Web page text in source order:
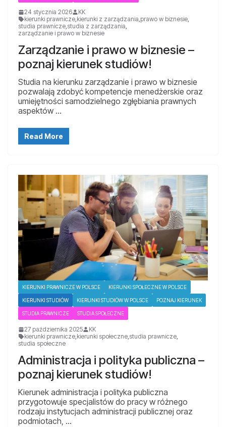
24 stycznia 2026
KK
kierunki prawnicze,kierunki z zarządzania,prawo w biznesie,
studia prawnicze,studia z zarządzania,
zarządzanie i prawo w biznesie
Zarządzanie i prawo w biznesie –
poznaj kierunek studiów!
Studia na kierunku zarządzanie i prawo w biznesie
pozwalają zdobyć kompetencje menedżerskie oraz
umiejętności samodzielnego zgłębiania prawnych
aspektów …
Read More
KIERUNKI PRAWNICZE W POLSCE KIERUNKI SPOŁECZNE W POLSCE
KIERUNKI STUDIÓW KIERUNKI STUDIÓW W POLSCE POZNAJ KIERUNEK
STUDIA PRAWNICZE STUDIA SPOŁECZNE
27 października 2025
KK
kierunki prawnicze,kierunki społeczne,studia prawnicze,
studia społeczne
Administracja i polityka publiczna –
poznaj kierunek studiów!
Kierunek administracja i polityka publiczna
przygotowuje specjalistów do pracy w różnego
rodzaju instytucjach administracji publicznej oraz
podmiotach, …